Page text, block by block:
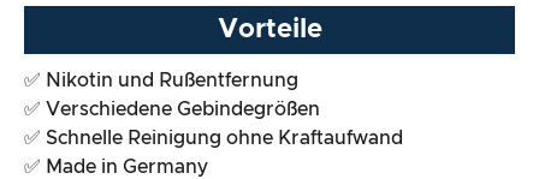
Vorteile
✅ Nikotin und Rußentfernung
✅ Verschiedene Gebindegrößen
✅ Schnelle Reinigung ohne Kraftaufwand
✅ Made in Germany